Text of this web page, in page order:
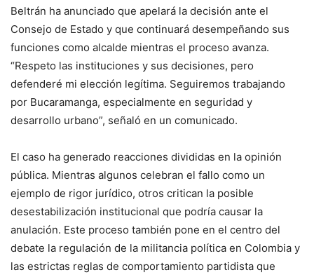
Beltrán ha anunciado que apelará la decisión ante el
Consejo de Estado y que continuará desempeñando sus
funciones como alcalde mientras el proceso avanza.
“Respeto las instituciones y sus decisiones, pero
defenderé mi elección legítima. Seguiremos trabajando
por Bucaramanga, especialmente en seguridad y
desarrollo urbano”, señaló en un comunicado.
El caso ha generado reacciones divididas en la opinión
pública. Mientras algunos celebran el fallo como un
ejemplo de rigor jurídico, otros critican la posible
desestabilización institucional que podría causar la
anulación. Este proceso también pone en el centro del
debate la regulación de la militancia política en Colombia y
las estrictas reglas de comportamiento partidista que